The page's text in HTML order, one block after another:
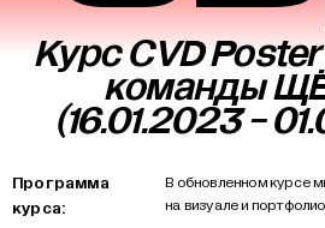
Курс CVD
команды
(16.01.2023 -
Программа
курса:
В обновленном курсе
на визуале и